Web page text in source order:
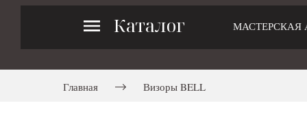
Каталог МАСТЕРСКАЯ
Главная Визоры BELL